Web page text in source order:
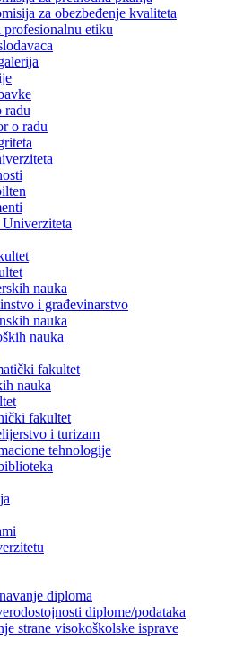
za obezbeđenje kvaliteta
profesionalnu etiku
radu
o radu
Univerziteta
nauka
i građevinarstvo
nauka
nauka
fakultet
nauka
fakultet
i turizam
tehnologije
diploma
diplome/podataka
strane visokoškolske isprave